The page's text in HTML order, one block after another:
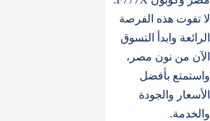
لا تفوت هذه الفرصة
الرائعة وابدأ التسوق
الآن من نون مصر،
واستمتع بأفضل
الأسعار والجودة
والخدمة.